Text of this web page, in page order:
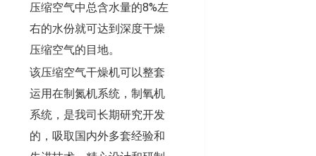
压缩空气中总含水量的8%左
右的水份就可达到深度干燥
压缩空气的目地。
该压缩空气干燥机可以整套
运用在制氮机系统，制氧机
系统，是我司长期研究开发
的，吸取国内外多套经验和